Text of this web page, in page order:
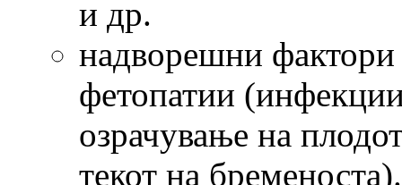
и др.
надворешни фактори
фетопатии
озрачување на
текот на бременоста).